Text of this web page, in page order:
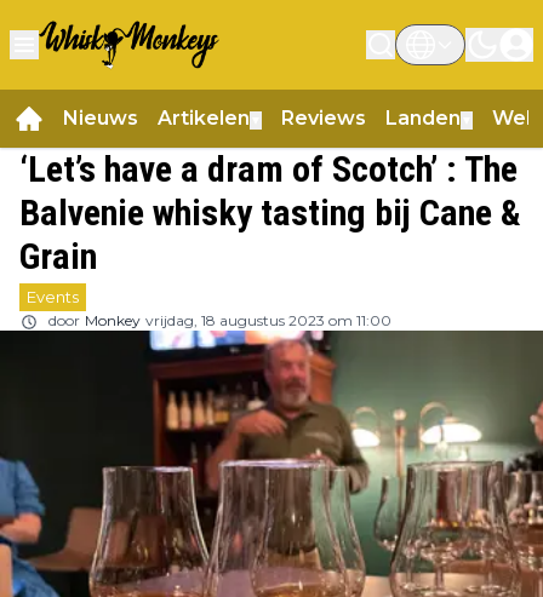
Nieuws Artikelen Reviews Landen
‘Let’s have a dram of Scotch’ : The
Balvenie whisky tasting bij Cane &
Grain
Events
door Monkey vrijdag, 18 augustus 2023 om 11:00